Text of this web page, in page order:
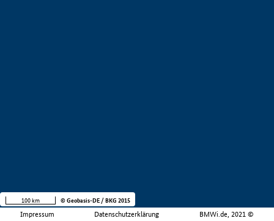
Impressum Datenschutzerklärung BMWi.de, 2021 ©
100 km © Geobasis-DE / BKG 2015